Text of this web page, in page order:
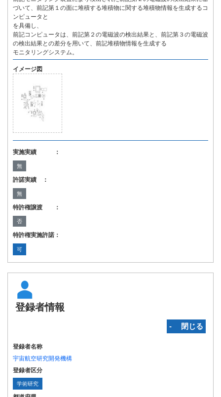
づいて、前記第１の面に堆積する堆積物に関する堆積物情報を生成するコ
ンピュータと
を具備し、
前記コンピュータは、前記第２の電磁波の検出結果と、前記第３の電磁波
の検出結果との差分を用いて、前記堆積物情報を生成する
モニタリングシステム。
イメージ図
実施実績 ：
無
許諾実績 ：
無
特許権譲渡 ：
否
特許権実施許諾：
可
登録者情報
‐ 閉じる
登録者名称
宇宙航空研究開発機構
登録者区分
学術研究